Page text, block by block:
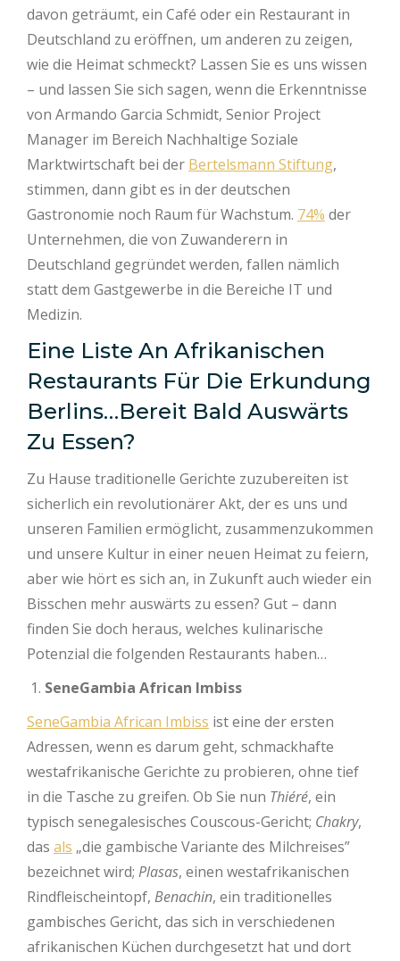
davon geträumt, ein Café oder ein Restaurant in
Deutschland zu eröffnen, um anderen zu zeigen,
wie die Heimat schmeckt? Lassen Sie es uns wissen
– und lassen Sie sich sagen, wenn die Erkenntnisse
von Armando Garcia Schmidt, Senior Project
Manager im Bereich Nachhaltige Soziale
Marktwirtschaft bei der Bertelsmann Stiftung,
stimmen, dann gibt es in der deutschen
Gastronomie noch Raum für Wachstum. 74% der
Unternehmen, die von Zuwanderern in
Deutschland gegründet werden, fallen nämlich
statt dem Gastgewerbe in die Bereiche IT und
Medizin.
Eine Liste An Afrikanischen
Restaurants Für Die Erkundung
Berlins…Bereit Bald Auswärts
Zu Essen?
Zu Hause traditionelle Gerichte zuzubereiten ist
sicherlich ein revolutionärer Akt, der es uns und
unseren Familien ermöglicht, zusammenzukommen
und unsere Kultur in einer neuen Heimat zu feiern,
aber wie hört es sich an, in Zukunft auch wieder ein
Bisschen mehr auswärts zu essen? Gut – dann
finden Sie doch heraus, welches kulinarische
Potenzial die folgenden Restaurants haben…
SeneGambia African Imbiss
SeneGambia African Imbiss ist eine der ersten
Adressen, wenn es darum geht, schmackhafte
westafrikanische Gerichte zu probieren, ohne tief
in die Tasche zu greifen. Ob Sie nun Thiéré, ein
typisch senegalesisches Couscous-Gericht; Chakry,
das als „die gambische Variante des Milchreises”
bezeichnet wird; Plasas, einen westafrikanischen
Rindfleischeintopf, Benachin, ein traditionelles
gambisches Gericht, das sich in verschiedenen
afrikanischen Küchen durchgesetzt hat und dort